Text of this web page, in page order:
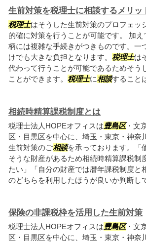
生前対策を税理士に相談するメリッ
税理士はそうした生前対策のプロフェッ
的確に対策を行うことが可能です。 加
柄には複雑な手続きがつきものです。一
けでも大きな負担となります。 税理士は
代わって行うことが可能であるためそう
ことができます。 税理士に相談すること
相続時精算課税制度とは
税理士法人HOPEオフィスは豊島区・文
区・目黒区を中心に、埼玉・東京・神奈
生前対策のご相談を承っております。「
そうな財産があるため相続時精算課税制
たい」「自分の財産では暦年課税制度と
のどちらを利用したほうが良いか判断し
保険の非課税枠を活用した生前対策
税理士法人HOPEオフィスは豊島区・文
区・目黒区を中心に、埼玉・東京・神奈